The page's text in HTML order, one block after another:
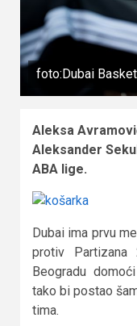
foto:Dubai
Aleksa
Aleksander
ABA lige.
Dubai ima prvu
protiv
Beogradu
tako bi postao
tima.